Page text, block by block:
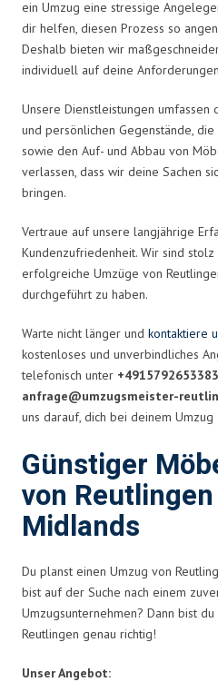
ein Umzug eine stressige
dir helfen, diesen Prozess so
Deshalb bieten wir
individuell auf deine
Unsere Dienstleistungen
und persönlichen Gegenstände,
sowie den Auf- und Abbau von
verlassen, dass wir deine Sachen
bringen.
Vertraue auf unsere langjährige
Kundenzufriedenheit. Wir sind
erfolgreiche Umzüge von
durchgeführt zu haben.
Warte nicht länger und kontaktiere
kostenloses und unverbindliches
telefonisch unter
anfrage@umzugsmeister-
uns darauf, dich bei deinem Umzug
Günstiger
von
Midlands
Du planst einen Umzug von
bist auf der Suche nach einem
Umzugsunternehmen? Dann bist
Reutlingen genau richtig!
Unser Angebot: